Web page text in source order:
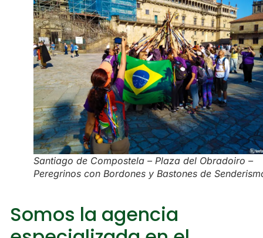
Santiago de Compostela – Plaza del Obradoiro –
Peregrinos con Bordones y Bastones de
Somos la agencia